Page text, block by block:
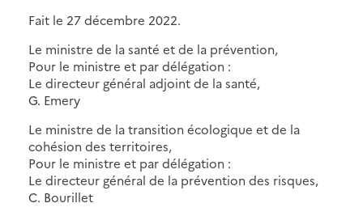
Fait le 27 décembre 2022.
Le ministre de la santé et de la prévention,
Pour le ministre et par délégation :
Le directeur général adjoint de la santé,
G. Emery
Le ministre de la transition écologique et de la
cohésion des territoires,
Pour le ministre et par délégation :
Le directeur général de la prévention des risques,
C. Bourillet